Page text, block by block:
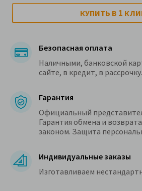
КУПИТЬ В 1
Безопасная оплата
Наличными, банковской
сайте, в кредит, в рассрочку.
Гарантия
Официальный
Гарантия обмена и
законом. Защита
Индивидуальные заказы
Изготавливаем